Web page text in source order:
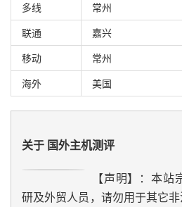
多线 常州
联通 嘉兴
移动 常州
海外 美国
关于 国外主机测评
【声明】：本
研及外贸人员，请勿用于其它